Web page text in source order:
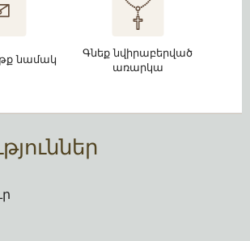
նամակ
Գնեք նվիրաբերված
առարկա